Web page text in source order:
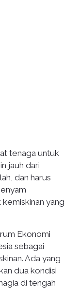
tenaga untuk
jauh dari
dan harus
yang
Ekonomi
sebagai
Ada yang
dua kondisi
di tengah